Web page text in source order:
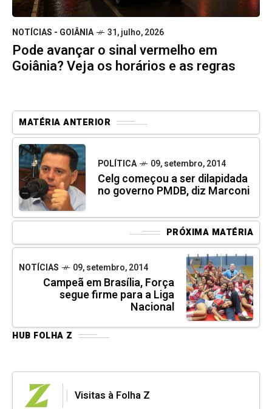
NOTÍCIAS - GOIÂNIA 31, julho, 2026
Pode avançar o sinal vermelho em
Goiânia? Veja os horários e as regras
MATÉRIA ANTERIOR
POLÍTICA 09, setembro, 2014
Celg começou a ser dilapidada
no governo PMDB, diz Marconi
PRÓXIMA MATÉRIA
NOTÍCIAS 09, setembro, 2014
Campeã em Brasília, Força
segue firme para a Liga
Nacional
HUB FOLHA Z
Visitas à Folha Z